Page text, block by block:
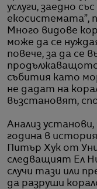
услуги, заедно
екосистемата”,
Много видове
може да се
повече, за да се
събития като
не дадат на
възстановят,
Анализ
година в
Питър Хук от
следващият Ел
случи тази или
да разруши